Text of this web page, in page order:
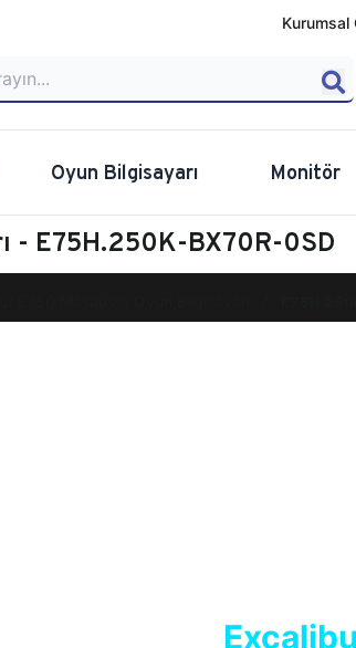
Kurumsal
Oyun Bilgisayarı Monitör
- E75H.250K-BX70R-0SD